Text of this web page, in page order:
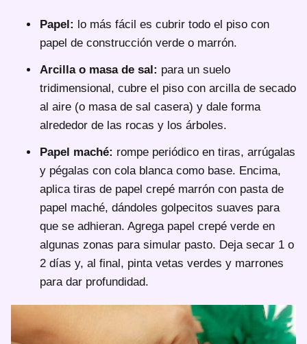
Papel: lo más fácil es cubrir todo el piso con
papel de construcción verde o marrón.
Arcilla o masa de sal: para un suelo
tridimensional, cubre el piso con arcilla de secado
al aire (o masa de sal casera) y dale forma
alrededor de las rocas y los árboles.
Papel maché: rompe periódico en tiras, arrúgalas
y pégalas con cola blanca como base. Encima,
aplica tiras de papel crepé marrón con pasta de
papel maché, dándoles golpecitos suaves para
que se adhieran. Agrega papel crepé verde en
algunas zonas para simular pasto. Deja secar 1 o
2 días y, al final, pinta vetas verdes y marrones
para dar profundidad.